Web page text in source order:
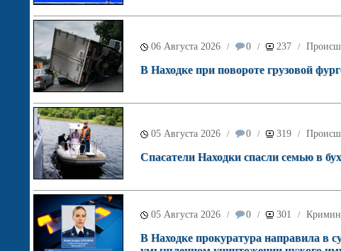
06 Августа 2026 / 0 / 237 /
В Находке при повороте грузовой
05 Августа 2026 / 0 / 319 /
Спасатели Находки спасли семью в
05 Августа 2026 / 0 / 301 /
В Находке прокуратура направила в